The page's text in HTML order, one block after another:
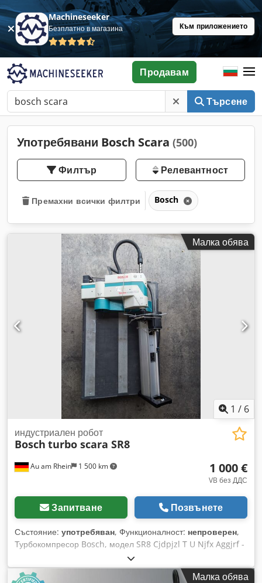
Machineseeker
Безплатно в магазина Към приложението
Търсене
Продавам
Употребявани Bosch Scara (500)
Филтър Релевантност
Премахни всички филтри Bosch
Малка обява
1 / 6
Au am Rhein 1 500 km
индустриален робот
Bosch turbo scara SR8
1 000 €
VB без ДДС
Запитване Позвънете
Състояние: употребяван, Функционалност: непроверен,
Турбокомпресор Bosch, модел SR8 Cjdpjzl T U Njfx Aggjrf -
без управляващ шкаф - малка пукнатина в корпуса, вижте
снимката - срещу допълнително заплащане е възможна
Малка обява